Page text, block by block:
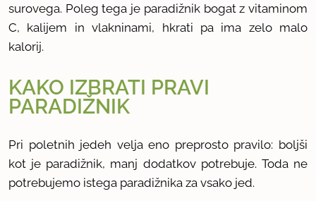
surovega. Poleg tega je paradižnik bogat z vitaminom
C, kalijem in vlakninami, hkrati pa ima zelo malo
kalorij.
KAKO IZBRATI PRAVI
PARADIŽNIK
Pri poletnih jedeh velja eno preprosto pravilo: boljši
kot je paradižnik, manj dodatkov potrebuje. Toda ne
potrebujemo istega paradižnika za vsako jed.